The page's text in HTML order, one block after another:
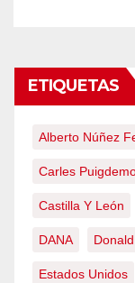
ETIQUETAS
Alberto Núñez
Carles
Castilla Y León
DANA
Estados Unidos